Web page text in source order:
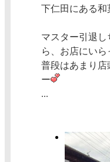
下仁田にある和
マスター引退
ら、お店にいら
普段はあまり店
ー
...